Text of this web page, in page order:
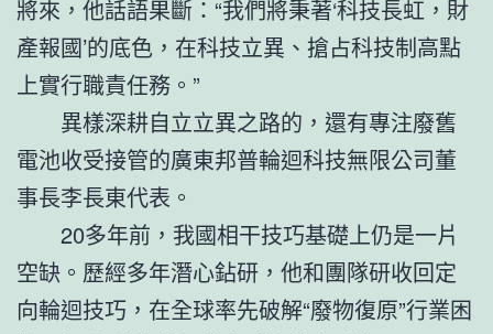
將來，他話語果斷：“我們將秉著‘科技長虹，財
產報國’的底色，在科技立異、搶占科技制高點
上實行職責任務。”
異樣深耕自立立異之路的，還有專注廢舊
電池收受接管的廣東邦普輪迴科技無限公司董
事長李長東代表。
20多年前，我國相干技巧基礎上仍是一片
空缺。歷經多年潛心鉆研，他和團隊研收回定
向輪迴技巧，在全球率先破解“廢物復原”行業困